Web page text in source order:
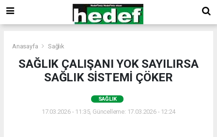
Anasayfa Sağlık
SAĞLIK ÇALIŞANI YOK SAYILIRSA
SAĞLIK SİSTEMİ ÇÖKER
SAĞLIK
17.03.2026 - 11:35, Güncelleme: 17.03.2026 - 12:24